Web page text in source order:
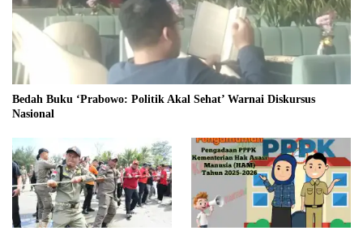
Bedah Buku ‘Prabowo: Politik Akal Sehat’ Warnai Diskursus
Nasional